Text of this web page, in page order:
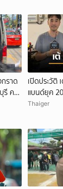
ราด
รี ครู
นยิง
เปิดประวัติ
แบนด์ยุค
เกิดอะไรขึ้น
Thaiger